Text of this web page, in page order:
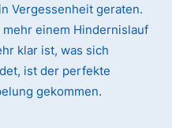
Vergessenheit geraten.
mehr einem Hindernislauf
klar ist, was sich
ist der perfekte
gekommen.